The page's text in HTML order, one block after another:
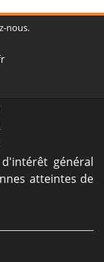
nous.
général
atteintes de